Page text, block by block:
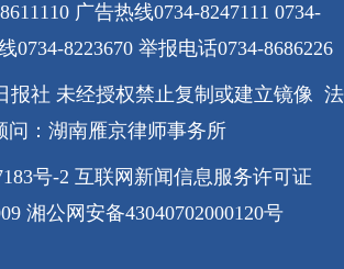
广告热线0734-8247111 0734-
0734-8223670 举报电话0734-8686226
报社 未经授权禁止复制或建立镜像 法
问：湖南雁京律师事务所
号-2 互联网新闻信息服务许可证
湘公网安备43040702000120号